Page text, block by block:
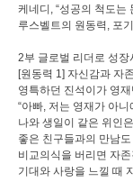
케네디, “성공의 척도는
루스벨트의 원동력, 포
2부 글로벌 리더로 성장
[원동력 1] 자신감과 자
영특하던 진석이가 영
“아빠, 저는 영재가 아니
나와 생일이 같은 위인
좋은 친구들과의 만남
비교의식을 버리면 자
기대와 사랑을 느낄 때